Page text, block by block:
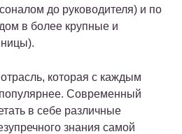
до руководителя) и по
в более крупные и
которая с каждым
Современный
в себе различные
знания самой